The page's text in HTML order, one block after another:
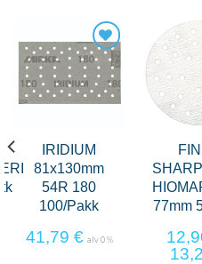
IRIDIUM
81x130mm
54R 180
100/Pakk
41,79 € alv 0 %
77mm